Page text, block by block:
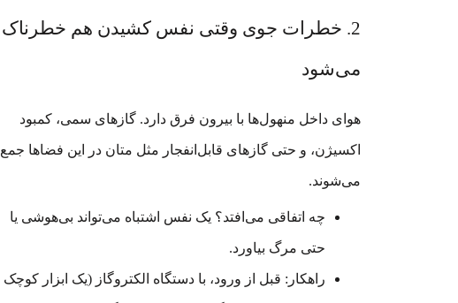
2. خطرات جوی وقتی نفس کشیدن هم خطرناک
می‌شود
هوای داخل منهول‌ها با بیرون فرق دارد. گازهای سمی، کمبود
اکسیژن، و حتی گازهای قابل‌انفجار مثل متان در این فضاها جمع
می‌شوند.
چه اتفاقی می‌افتد؟ یک نفس اشتباه می‌تواند بی‌هوشی یا
حتی مرگ بیاورد.
راهکار: قبل از ورود، با دستگاه الکتروگاز (یک ابزار کوچک